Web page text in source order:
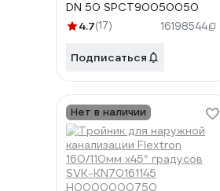
DN 50 SPCT90050050
4.7(17) 16198544
Подписаться
Нет в наличии